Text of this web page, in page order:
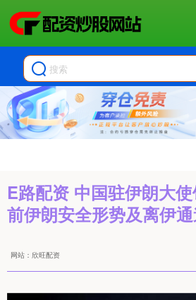
E路配资 中国驻伊朗大
前伊朗安全形势及离伊
网站：欣旺配资